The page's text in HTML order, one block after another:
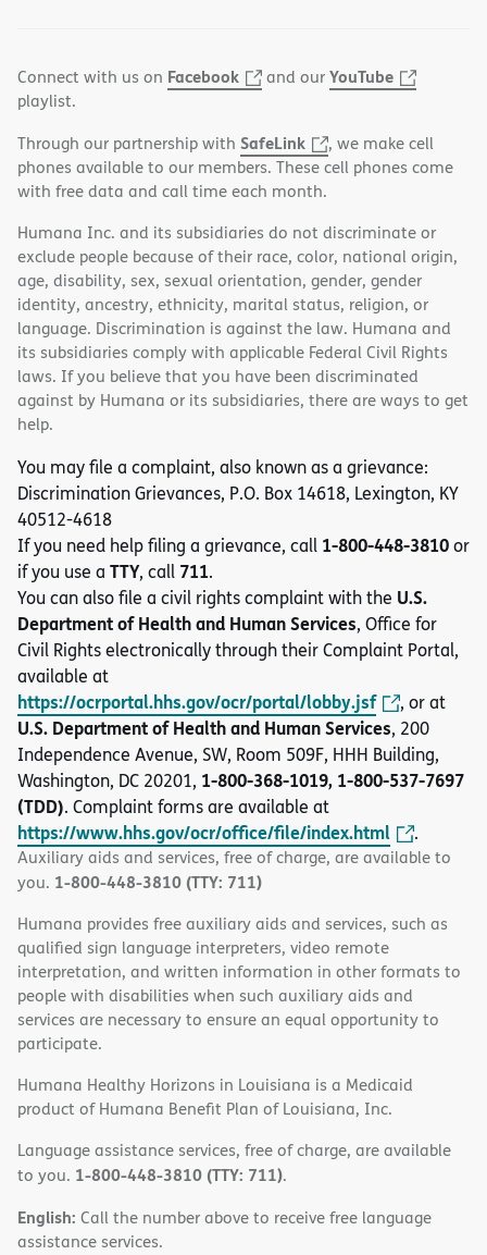
Connect with us on Facebook and ourYouTube
playlist.
Through our partnership with SafeLink
, we make cell
phones available to our members. These cell phones come
with free data and call time each month.
Humana Inc. and its subsidiaries do not discriminate or
exclude people because of their race, color, national origin,
age, disability, sex, sexual orientation, gender, gender
identity, ancestry, ethnicity, marital status, religion, or
language. Discrimination is against the law. Humana and
its subsidiaries comply with applicable Federal Civil Rights
laws. If you believe that you have been discriminated
against by Humana or its subsidiaries, there are ways to get
help.
You may file a complaint, also known as a grievance:
Discrimination Grievances, P.O. Box 14618, Lexington, KY
40512-4618
If you need help filing a grievance, call 1-800-448-3810or
if you use a TTY, call 711.
You can also file a civil rights complaint with the U.S.
Department of Health and Human Services, Office for
Civil Rights electronically through their Complaint Portal,
available at
https://ocrportal.hhs.gov/ocr/portal/lobby.jsf , or at
U.S. Department of Health and Human Services, 200
Independence Avenue, SW, Room 509F, HHH Building,
Washington, DC 20201, 1-800-368-1019, 1-800-537-7697
(TDD). Complaint forms are available at
https://www.hhs.gov/ocr/office/file/index.html .
Auxiliary aids and services, free of charge, are available to
you. 1-800-448-3810 (TTY: 711)
Humana provides free auxiliary aids and services, such as
qualified sign language interpreters, video remote
interpretation, and written information in other formats to
people with disabilities when such auxiliary aids and
services are necessary to ensure an equal opportunity to
participate.
Humana Healthy Horizons in Louisiana is a Medicaid
product of Humana Benefit Plan of Louisiana, Inc.
Language assistance services, free of charge, are available
to you. 1-800-448-3810 (TTY: 711).
English: Call the number above to receive free language
assistance services.